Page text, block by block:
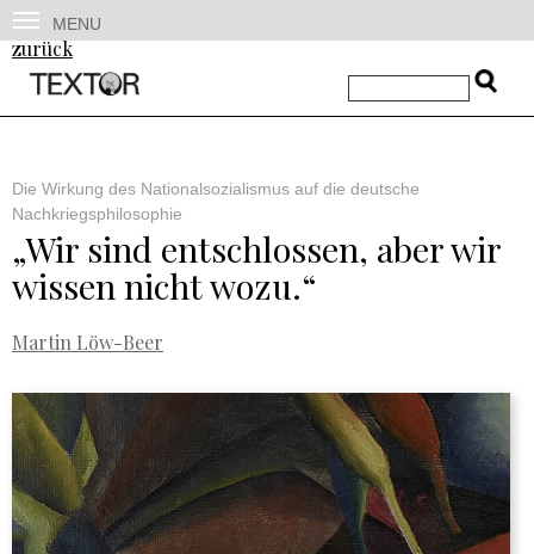
MENU
zurück
Die Wirkung des Nationalsozialismus auf die deutsche
Nachkriegsphilosophie
„Wir sind entschlossen, aber wir
wissen nicht wozu.“
Martin Löw-Beer